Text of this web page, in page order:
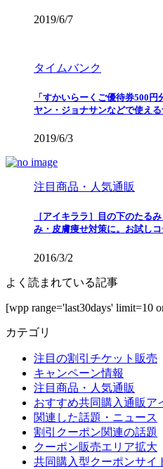
2019/6/7
タイムバンク
「すかいらーくご優待券500
ヤン・ジョナサンなどで使え
2019/6/3
注目商品・人気通販
［アイキララ］目の下のたる
み・皮膚痩せ対策に。お試しコ
2016/3/2
よく読まれている記事
[wpp range='last30days' limit=10
カテゴリ
注目の割引チケット販売
キャンペーン情報
注目商品・人気通販
おすすめ共同購入通販ア
関連した話題・ニュース
割引クーポン関連の話題
クーポン販売エリア拡大
共同購入型クーポンサイ